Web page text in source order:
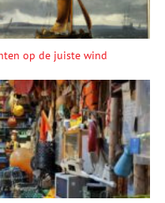
op de juiste wind